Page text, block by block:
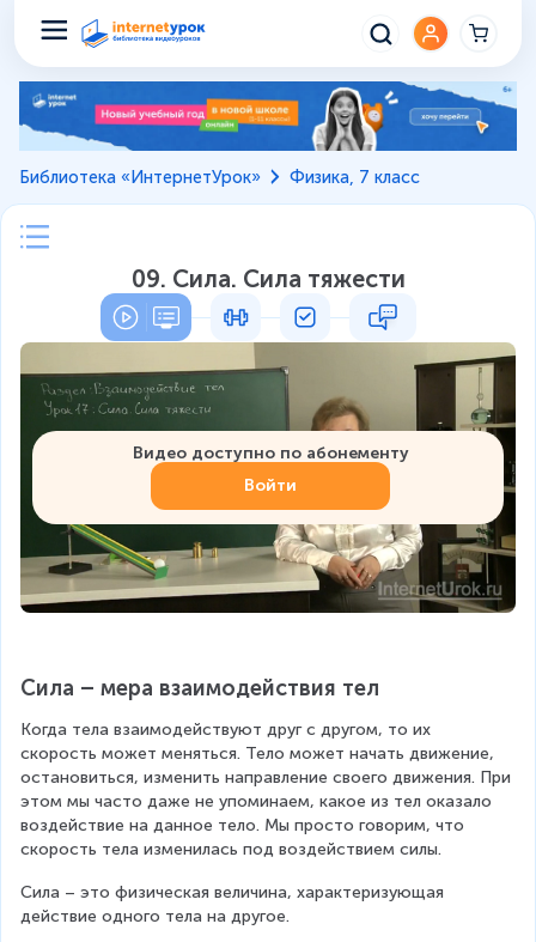
Библиотека «ИнтернетУрок» Физика, 7 класс
09. Сила. Сила тяжести
Видео доступно по абонементу
Войти
Сила – мера взаимодействия тел
Когда тела взаимодействуют друг с другом, то их
скорость может меняться. Тело может начать движение,
остановиться, изменить направление своего движения. При
этом мы часто даже не упоминаем, какое из тел оказало
воздействие на данное тело. Мы просто говорим, что
скорость тела изменилась под воздействием силы.
Сила – это физическая величина, характеризующая
действие одного тела на другое.